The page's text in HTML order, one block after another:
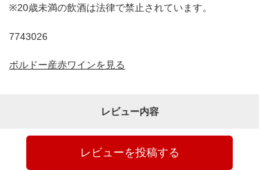
※20歳未満の飲酒は法律で禁止されています。
7743026
ボルドー産赤ワインを見る
レビュー内容
レビューを投稿する